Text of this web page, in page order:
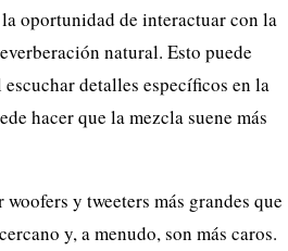
oportunidad de interactuar con la
natural. Esto puede
detalles específicos en la
hacer que la mezcla suene más
y tweeters más grandes que
y, a menudo, son más caros.